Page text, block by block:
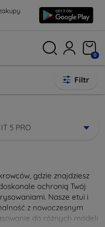
0
Filtr
5 PRO
gdzie znajdziesz
ochronią Twój
Nasze etui i
z nowoczesnym
do różnych modeli